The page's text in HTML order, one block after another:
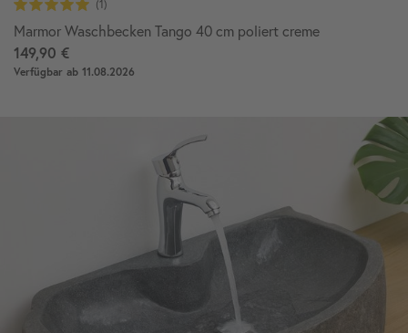
Marmor Waschbecken Tango 40 cm poliert creme
149,90 €
Verfügbar ab 11.08.2026